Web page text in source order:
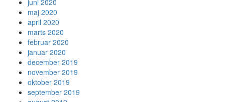
juni 2020
maj 2020
april 2020
marts 2020
februar 2020
januar 2020
december 2019
november 2019
oktober 2019
september 2019